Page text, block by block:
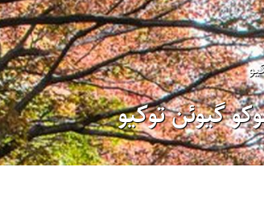
گیوئن توکیو